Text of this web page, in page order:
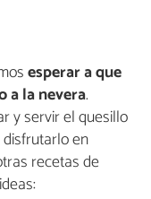
esperar a que
a la nevera.
y servir el quesillo
en
recetas de